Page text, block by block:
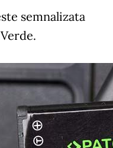
semnalizata